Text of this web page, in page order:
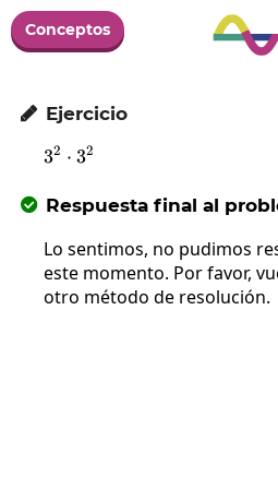
Conceptos
 Ejercicio
3^2\cdot3^2
32 ⋅ 32
 Respuesta final al
Lo sentimos, no pudimos
este momento. Por favor,
otro método de resolución.